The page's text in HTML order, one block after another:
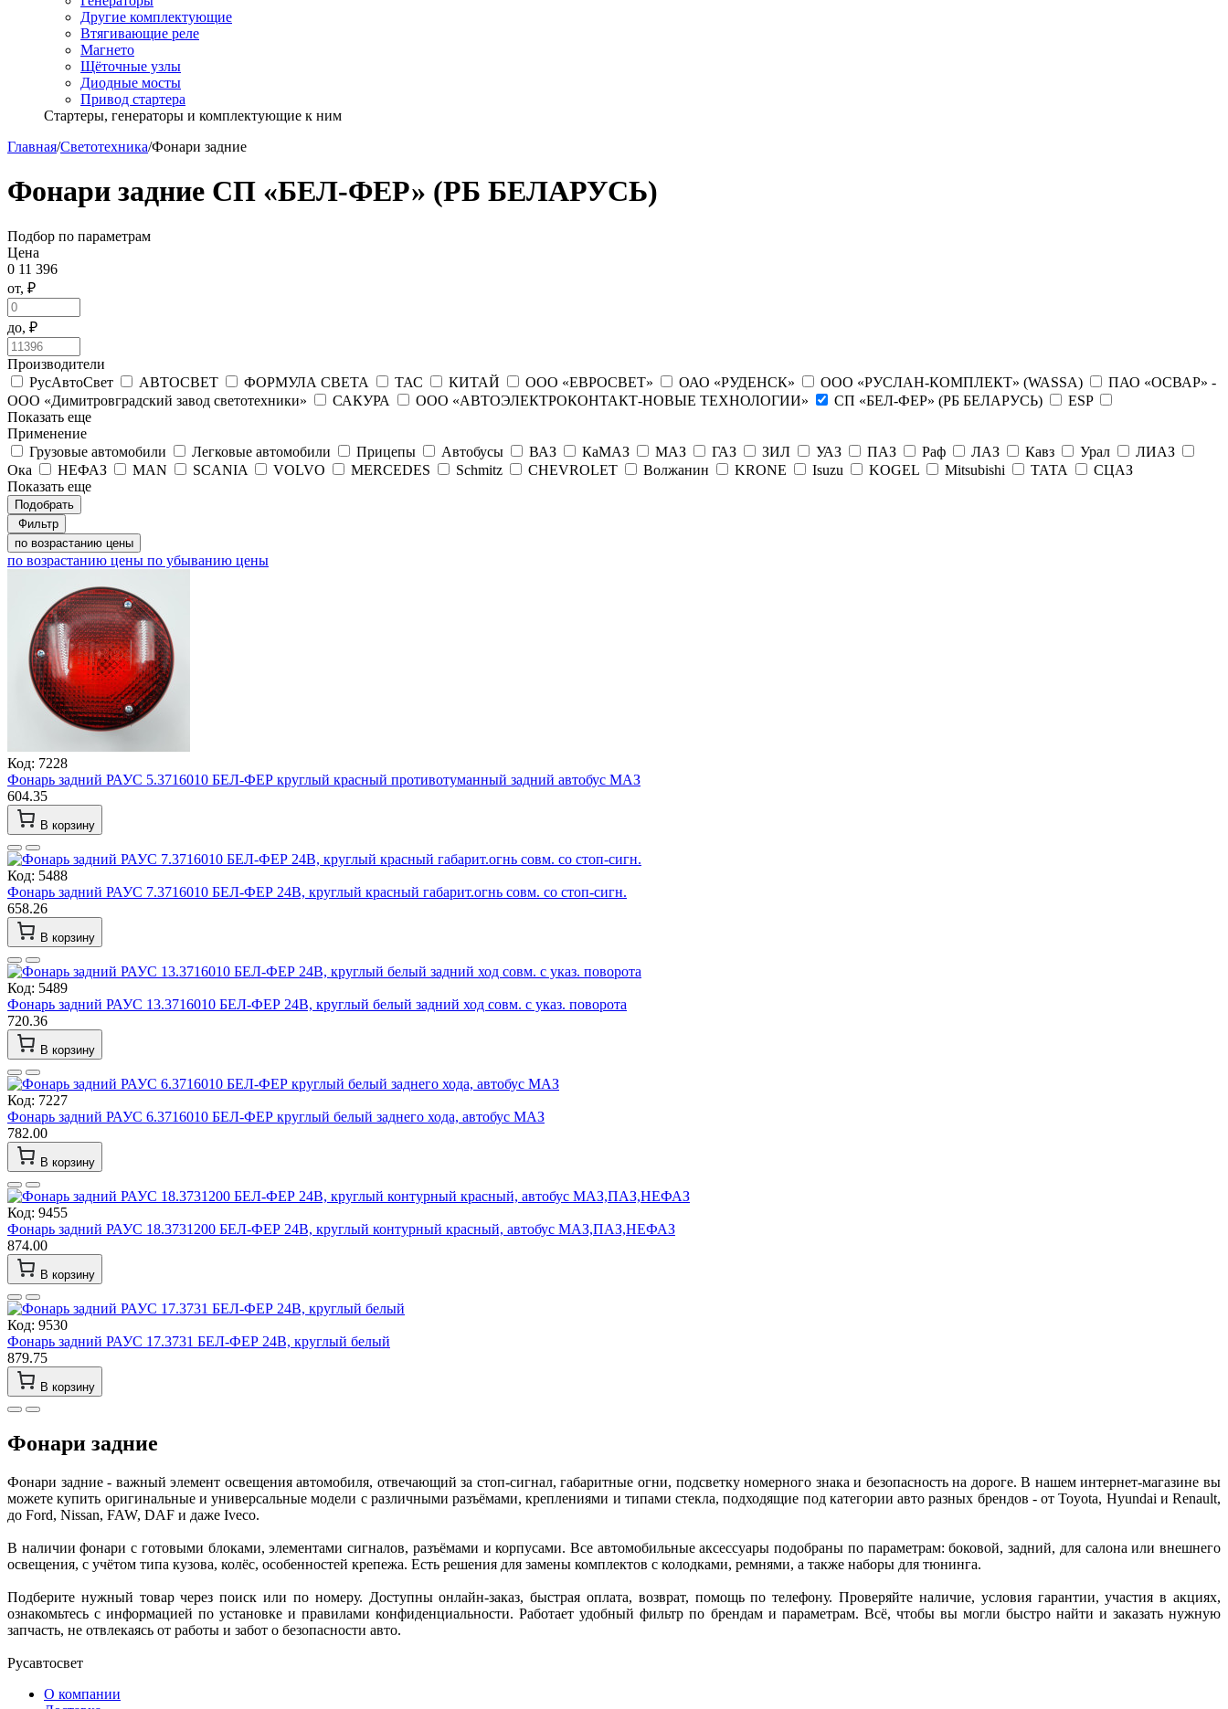
Другие комплектующие
Втягивающие реле
Магнето
Щёточные узлы
Диодные мосты
Привод стартера
Стартеры, генераторы и комплектующие к ним
Главная/Светотехника/Фонари задние
Фонари задние СП «БЕЛ-ФЕР» (РБ БЕЛАРУСЬ)
Подбор по параметрам
Цена
0 11 396
от, ₽
до, ₽
Производители
РусАвтоСвет
АВТОСВЕТ ФОРМУЛА СВЕТА ТАС КИТАЙ ООО «ЕВРОСВЕТ» ОАО «РУДЕНСК» ООО «РУСЛАН-КОМПЛЕКТ» (WASSA)
ПАО «ОСВАР» -
ООО «Димитровградский завод светотехники»
САКУРА ООО «АВТОЭЛЕКТРОКОНТАКТ-НОВЫЕ ТЕХНОЛОГИИ» СП «БЕЛ-ФЕР» (РБ БЕЛАРУСЬ)
ESP
Показать еще
Применение
Грузовые автомобили
Легковые автомобили Прицепы Автобусы ВАЗ КаМАЗ МАЗ ГАЗ ЗИЛ УАЗ ПАЗ Раф ЛАЗ Кавз Урал
ЛИАЗ
Ока
НЕФАЗ MAN SCANIA VOLVO MERCEDES Schmitz CHEVROLET Волжанин KRONE Isuzu KOGEL Mitsubishi ТАТА
СЦАЗ
Показать еще
Подобрать
Фильтр
по возрастанию цены
по возрастанию цены по убыванию цены
Код: 7228
Фонарь задний РАУС 5.3716010 БЕЛ-ФЕР круглый красный противотуманный задний автобус МАЗ
604.35
В корзину
Код: 5488
Фонарь задний РАУС 7.3716010 БЕЛ-ФЕР 24В, круглый красный габарит.огнь совм. со стоп-сигн.
658.26
В корзину
Код: 5489
Фонарь задний РАУС 13.3716010 БЕЛ-ФЕР 24В, круглый белый задний ход совм. с указ. поворота
720.36
В корзину
Код: 7227
Фонарь задний РАУС 6.3716010 БЕЛ-ФЕР круглый белый заднего хода, автобус МАЗ
782.00
В корзину
Код: 9455
Фонарь задний РАУС 18.3731200 БЕЛ-ФЕР 24В, круглый контурный красный, автобус МАЗ,ПАЗ,НЕФАЗ
874.00
В корзину
Код: 9530
Фонарь задний РАУС 17.3731 БЕЛ-ФЕР 24В, круглый белый
879.75
В корзину
Фонари задние
Фонари задние - важный элемент освещения автомобиля, отвечающий за стоп-сигнал, габаритные огни, подсветку номерного знака и безопасность на дороге. В нашем интернет-магазине вы
можете купить оригинальные и универсальные модели с различными разъёмами, креплениями и типами стекла, подходящие под категории авто разных брендов - от Toyota, Hyundai и Renault,
до Ford, Nissan, FAW, DAF и даже Iveco.
В наличии фонари с готовыми блоками, элементами сигналов, разъёмами и корпусами. Все автомобильные аксессуары подобраны по параметрам: боковой, задний, для салона или внешнего
освещения, с учётом типа кузова, колёс, особенностей крепежа. Есть решения для замены комплектов с колодками, ремнями, а также наборы для тюнинга.
Подберите нужный товар через поиск или по номеру. Доступны онлайн-заказ, быстрая оплата, возврат, помощь по телефону. Проверяйте наличие, условия гарантии, участия в акциях,
ознакомьтесь с информацией по установке и правилами конфиденциальности. Работает удобный фильтр по брендам и параметрам. Всё, чтобы вы могли быстро найти и заказать нужную
запчасть, не отвлекаясь от работы и забот о безопасности авто.
Русавтосвет
О компании